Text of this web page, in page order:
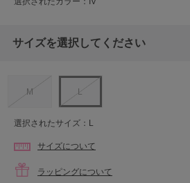
サイズを選択してください
M L
選択されたサイズ：L
サイズについて
ラッピングについて